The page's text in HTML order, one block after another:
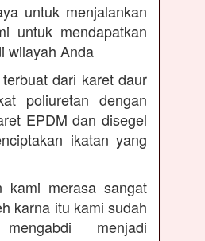
untuk menjalankan
untuk mendapatkan
wilayah Anda
dari karet daur
poliuretan dengan
EPDM dan disegel
ikatan yang
kami merasa sangat
karna itu kami sudah
menjadi